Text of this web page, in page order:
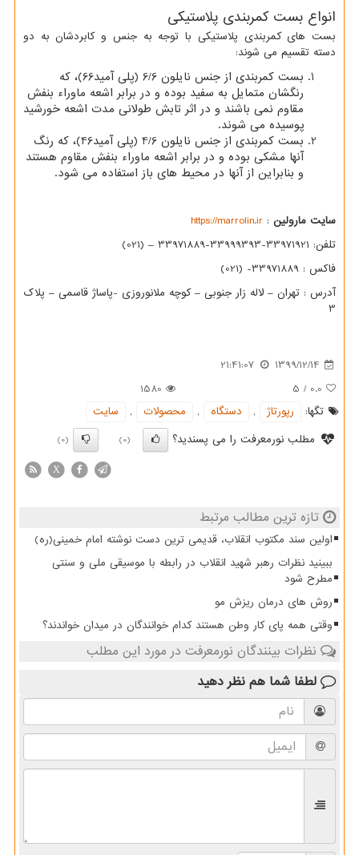
انواع بست کمربندی پلاستیکی
بست های کمربندی پلاستیکی با توجه به جنس و کابردشان به دو
دسته تقسیم می شوند:
بست کمربندی از جنس نایلون 6/6 (پلی آمید66)، که
رنگشان متمایل به سفید بوده و در برابر اشعه ماوراء بنفش
مقاوم نمی باشند و در اثر تابش طولانی مدت اشعه خورشید
پوسیده می شوند.
بست کمربندی از جنس نایلون 4/6 (پلی آمید46)، که رنگ
آنها مشکی بوده و در برابر اشعه ماوراء بنفش مقاوم هستند
و بنابراین از آنها در محیط های باز استفاده می شود.
سایت مارولین :
https://marrolin.ir
تلفن: 33971921-33999393-33971889 – (021)
فاکس : 33971889- (021)
آدرس : تهران – لاله زار جنوبی – کوچه ملانوروزی -پاساژ قاسمی – پلاک
3
1399/12/14
21:41:07
0.0
/
5
1580
تگها:
رپورتاژ , دستگاه , محصولات ,
سایت
مطلب نورمعرفت را می پسندید؟
(0)
(0)
X
تازه ترین مطالب مرتبط
اولین سند مکتوب انقلاب، قدیمی ترین دست نوشته امام خمینی(ره)
ببینید نظرات رهبر شهید انقلاب در رابطه با موسیقی ملی و سنتی
مطرح شود
روش های درمان ریزش مو
وقتی همه پای کار وطن هستند کدام خوانندگان در میدان خواندند؟
نظرات بینندگان نورمعرفت در مورد این مطلب
لطفا شما هم نظر دهید